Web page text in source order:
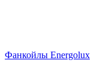
Фанкойлы Energolux